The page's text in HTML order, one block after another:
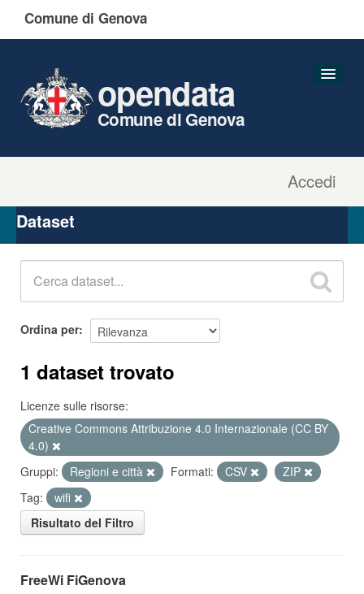
Comune di Genova
Accedi
opendata
Comune di Genova
Organizzazioni
Gruppi
Dataset
Ordina per
1 dataset trovato
Licenze sulle risorse:
Creative Commons Attribuzione 4.0 Internazionale (CC BY
4.0)
Gruppi:
Regioni e città Formati: CSV
ZIP
Tag:
wifi
Risultato del Filtro
FreeWi FiGenova